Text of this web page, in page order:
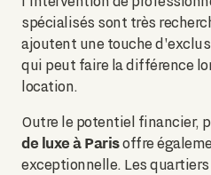
spécialisés sont très
ajoutent une touche
qui peut faire la différence
location.
Outre le potentiel financier,
de luxe à Parisoffre
exceptionnelle. Les